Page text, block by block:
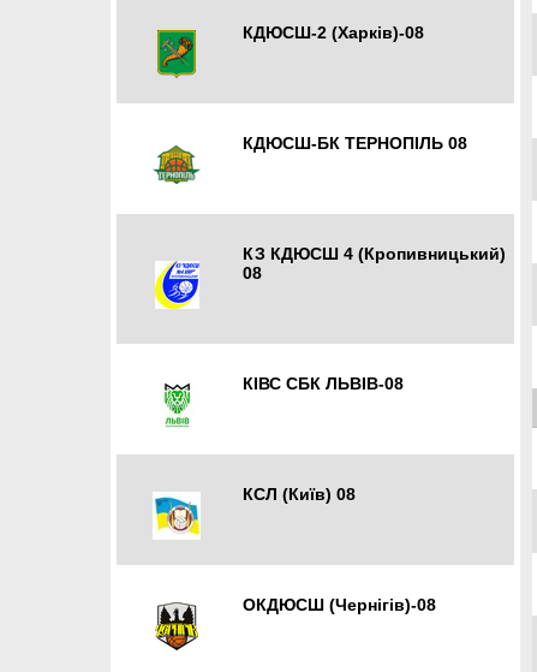
КДЮСШ-2 (Харків)-08
КДЮСШ-БК ТЕРНОПІЛЬ 08
КЗ КДЮСШ 4 (Кропивницький)
08
КІВС СБК ЛЬВІВ-08
КСЛ (Київ) 08
ОКДЮСШ (Чернігів)-08